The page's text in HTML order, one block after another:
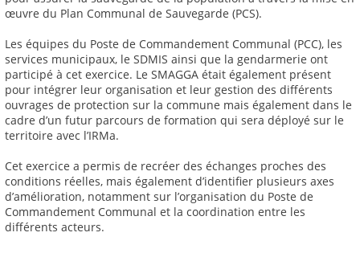
œuvre du Plan Communal de Sauvegarde (PCS).
Les équipes du Poste de Commandement Communal (PCC), les
services municipaux, le SDMIS ainsi que la gendarmerie ont
participé à cet exercice. Le SMAGGA était également présent
pour intégrer leur organisation et leur gestion des différents
ouvrages de protection sur la commune mais également dans le
cadre d’un futur parcours de formation qui sera déployé sur le
territoire avec l’IRMa.
Cet exercice a permis de recréer des échanges proches des
conditions réelles, mais également d’identifier plusieurs axes
d’amélioration, notamment sur l’organisation du Poste de
Commandement Communal et la coordination entre les
différents acteurs.